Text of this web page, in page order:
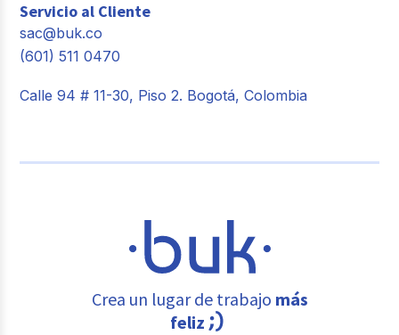
Servicio al Cliente
sac@buk.co
(601) 511 0470
Calle 94 # 11-30, Piso 2. Bogotá, Colombia
Crea un lugar de trabajo más
feliz